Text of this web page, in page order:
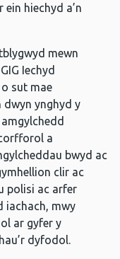
hiechyd a’n
mewn
Iechyd
sut mae
dwyn ynghyd y
a
bwyd ac
clir ac
polisi ac arfer
iachach, mwy
ar gyfer y
dyfodol.